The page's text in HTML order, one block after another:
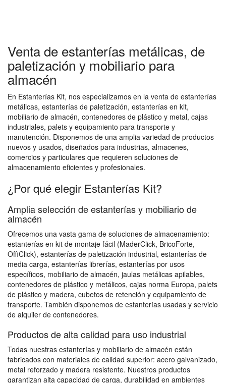
Venta de estanterías metálicas, de
paletización y mobiliario para
almacén
En Estanterías Kit, nos especializamos en la venta de estanterías
metálicas, estanterías de paletización, estanterías en kit,
mobiliario de almacén, contenedores de plástico y metal, cajas
industriales, palets y equipamiento para transporte y
manutención. Disponemos de una amplia variedad de productos
nuevos y usados, diseñados para industrias, almacenes,
comercios y particulares que requieren soluciones de
almacenamiento eficientes y profesionales.
¿Por qué elegir Estanterías Kit?
Amplia selección de estanterías y mobiliario de
almacén
Ofrecemos una vasta gama de soluciones de almacenamiento:
estanterías en kit de montaje fácil (MaderClick, BricoForte,
OffiClick), estanterías de paletización industrial, estanterías de
media carga, estanterías librerías, estanterías por usos
específicos, mobiliario de almacén, jaulas metálicas apilables,
contenedores de plástico y metálicos, cajas norma Europa, palets
de plástico y madera, cubetos de retención y equipamiento de
transporte. También disponemos de estanterías usadas y servicio
de alquiler de contenedores.
Productos de alta calidad para uso industrial
Todas nuestras estanterías y mobiliario de almacén están
fabricados con materiales de calidad superior: acero galvanizado,
metal reforzado y madera resistente. Nuestros productos
garantizan alta capacidad de carga, durabilidad en ambientes